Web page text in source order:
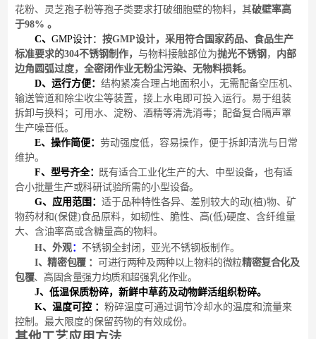
花粉、灵芝孢子粉等孢子类要求打破细胞壁的物料，其破壁率高
于98% 。
C、GMP设计：按GMP设计，采用符合国家药品、食品生产
标准要求的304不锈钢制作，与物料接触部位为抛光不锈钢 ， 内部
边角圆弧过度，全密闭作业无粉尘污染、无物料损耗。
D、运行方便：结构紧凑合理占地面积小，无需配备空压机、
输送管道和除尘收尘等装置，接上水电即可投入运行。易于组装
拆卸与换料；可用水、淀粉、酒精等清洗消毒；配备复合隔声罩
生产噪音低。
E、操作简便：劳动强度低，容易操作，便于拆卸清洗与日常
维护。
F、型号齐全：
既有适合工业化生产的大、中型设备，也有适
合小批量生产或科研试验所需的小型设备。
G、应用范围：适于品种特性各异、差别较大的动(植)物、矿
物药材和(保健)食品原料，如韧性、脆性、高(低)硬度、含纤维量
大、含油率高或含糖量高的物料。
H、外观： 不锈钢全封闭，亚光不锈钢板制作。
I、精密包覆 ： 可进行两种及两种以上物料的微粒精密复合化及
包覆、高固含量强力均质和超强乳化作业。
J、低温保质粉碎，新鲜中草药及动物鲜活组织粉碎。
K、温度可控 ：粉碎温度可通过调节冷却水的温度和流量来
控制。最大限度的保留药物的有效成份。